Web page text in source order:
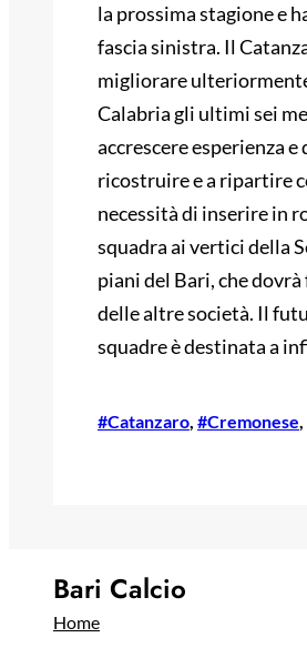
la prossima stagione e
fascia sinistra. Il
migliorare
Calabria gli ultimi sei
accrescere esperienza
ricostruire e a ripartire
necessità di inserire in
squadra ai vertici della
piani del Bari, che
delle altre società. Il
squadre è destinata a
#Catanzaro, #Cremonese,
Bari Calcio
Home